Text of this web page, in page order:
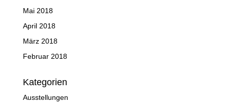
Mai 2018
April 2018
März 2018
Februar 2018
Kategorien
Ausstellungen